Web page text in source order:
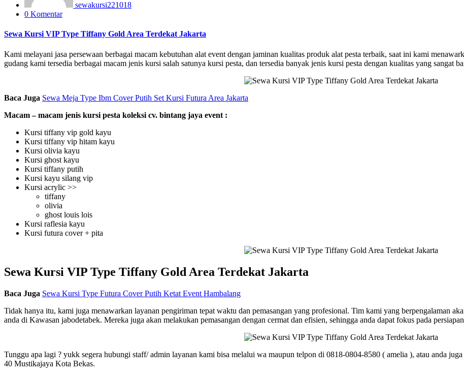
sewakursi221018
0 Komentar
Sewa Kursi VIP Type Tiffany Gold Area Terdekat Jakarta
Kami melayani jasa persewaan berbagai macam kebutuhan alat event dengan jaminan kualitas produk alat pesta terbaik, saat ini kami
gudang kami tersedia berbagai macam jenis kursi salah satunya kursi pesta, dan tersedia banyak jenis kursi pesta dengan kualitas yang sangat
Baca Juga Sewa Meja Type Ibm Cover Putih Set Kursi Futura Area Jakarta
Macam – macam jenis kursi pesta koleksi cv. bintang jaya event :
Kursi tiffany vip gold kayu
Kursi tiffany vip hitam kayu
Kursi olivia kayu
Kursi ghost kayu
Kursi tiffany putih
Kursi kayu silang vip
Kursi acrylic >>
tiffany
olivia
ghost louis lois
Kursi raflesia kayu
Kursi futura cover + pita
Sewa Kursi VIP Type Tiffany Gold Area Terdekat Jakarta
Baca Juga Sewa Kursi Type Futura Cover Putih Ketat Event Hambalang
Tidak hanya itu, kami juga menawarkan layanan pengiriman tepat waktu dan pemasangan yang profesional. Tim kami yang berpengalaman
anda di Kawasan jabodetabek. Mereka juga akan melakukan pemasangan dengan cermat dan efisien, sehingga anda dapat fokus pada
Tunggu apa lagi ? yukk segera hubungi staff/ admin layanan kami bisa melalui wa maupun telpon di 0818-0804-8580 ( amelia ), atau anda
40 Mustikajaya Kota Bekas.